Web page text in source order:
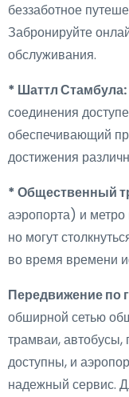
беззаботное
Забронируйте
обслуживания.
* Шаттл Стамбула:
соединения
обеспечивающий
достижения
* Общественный
аэропорта) и
но могут
во время времени
Передвижение по
обширной сетью
трамваи, автобусы,
доступны, и
надежный сервис.